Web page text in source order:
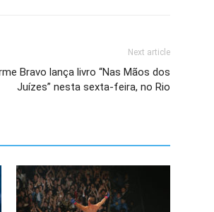
Next article
Bravo lança livro “Nas Mãos dos
Juízes” nesta sexta-feira, no Rio